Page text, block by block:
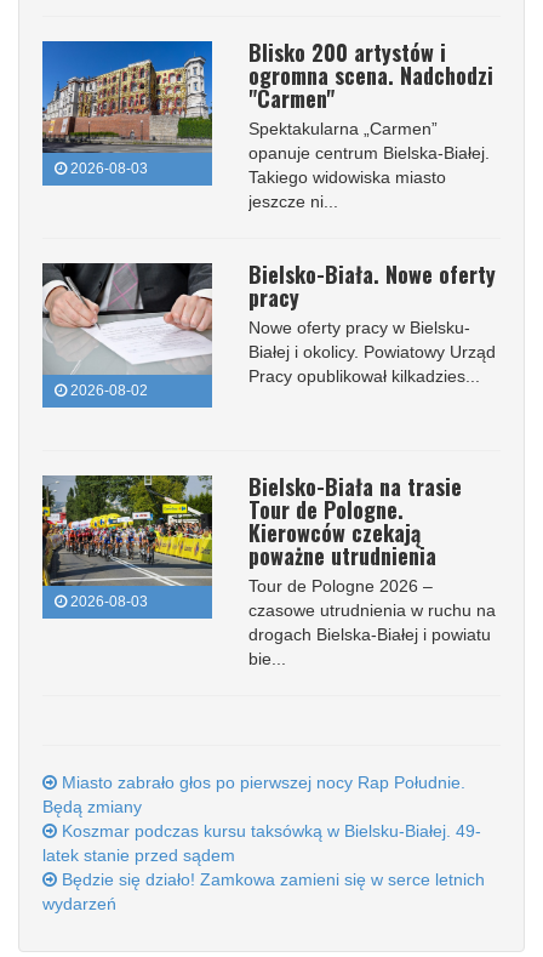
2026-08-03
Blisko 200 artystów i
ogromna scena. Nadchodzi
"Carmen"
Spektakularna „Carmen”
opanuje centrum Bielska-Białej.
Takiego widowiska miasto
jeszcze ni...
2026-08-02
Bielsko-Biała. Nowe oferty
pracy
Nowe oferty pracy w Bielsku-
Białej i okolicy. Powiatowy Urząd
Pracy opublikował kilkadzies...
2026-08-03
Bielsko-Biała na trasie
Tour de Pologne.
Kierowców czekają
poważne utrudnienia
Tour de Pologne 2026 –
czasowe utrudnienia w ruchu na
drogach Bielska-Białej i powiatu
bie...
Miasto zabrało głos po pierwszej nocy Rap Południe.
Będą zmiany
Koszmar podczas kursu taksówką w Bielsku-Białej. 49-
latek stanie przed sądem
Będzie się działo! Zamkowa zamieni się w serce letnich
wydarzeń